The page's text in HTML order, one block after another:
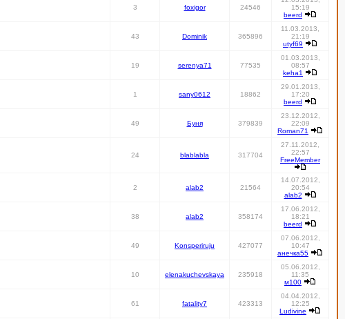
3 foxigor 24546
15:19
beerd
43 Dominik 365896
11.03.2013,
21:19
utyf69
19 serenya71 77535
01.03.2013,
08:57
keha1
1 sany0612 18862
29.01.2013,
17:20
beerd
49 Буня 379839
23.12.2012,
22:09
Roman71
24 blablabla 317704
27.11.2012,
22:57
FreeMember
2 alab2 21564
14.07.2012,
20:54
alab2
38 alab2 358174
17.06.2012,
18:21
beerd
49 Konsperiruju 427077
07.06.2012,
10:47
анечка55
10 elenakuchevskaya 235918
05.06.2012,
11:35
м100
61 fatality7 423313
04.04.2012,
12:25
Ludivine